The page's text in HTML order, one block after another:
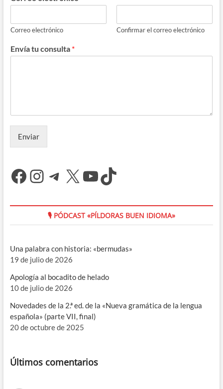
Correo electrónico Confirmar el correo electrónico
Envía tu consulta *
Enviar
Facebook
Instagram
Telegram
X YouTube
TikTok
🎙 PÓDCAST «PÍLDORAS BUEN IDIOMA»
Una palabra con historia: «bermudas»
19 de julio de 2026
Apología al bocadito de helado
10 de julio de 2026
Novedades de la 2.ª ed. de la «Nueva gramática de la lengua
española» (parte VII, final)
20 de octubre de 2025
Últimos comentarios